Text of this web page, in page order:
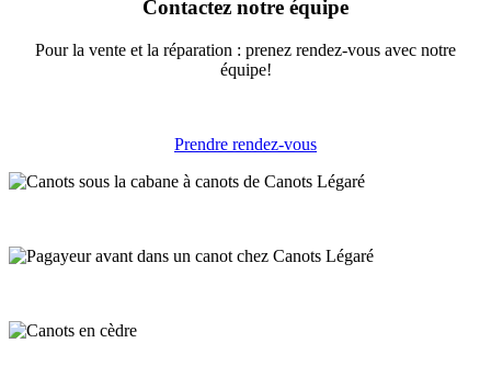
Contactez notre équipe
Pour la vente et la réparation : prenez rendez-vous avec notre
équipe!
Prendre rendez-vous